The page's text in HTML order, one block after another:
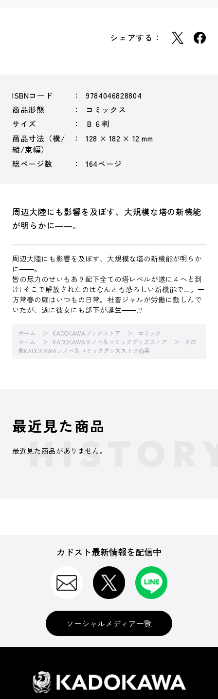
シェアする：
ISBNコード
9784046828804
商品形態
コミックス
サイズ
Ｂ６判
商品寸法（横/
縦/束幅）
128 × 182 × 12 mm
総ページ数 164ページ
周辺大陸にも影響を及ぼす、大規模な塔の新機能
が明らかに――。
周辺大陸にも影響を及ぼす、大規模な塔の新機能が明らか
に――。
皆の尽力のせいもあり配下全ての塔レベルが遂に４へと到
達! そこで解放されたのはなんとも恐ろしい新機能で…。一
方常春の庭はいつもの日常。社畜ジャルが労働に勤しんで
いたが、遂に彼女にも部下が誕生――!?
ホーム KADOKAWAブックストア
コミック
ホーム
KADOKAWAラノベ＆コミックグッズストア
その
他KADOKAWAラノベ＆コミックグッズストア商品
最近見た商品
最近見た商品がありません。
カドスト最新情報を配信中
ソーシャルメディア一覧